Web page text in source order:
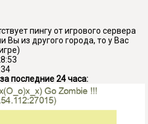
пингу от игрового сервера
Вы из другого города, то у Вас
последние 24 часа: